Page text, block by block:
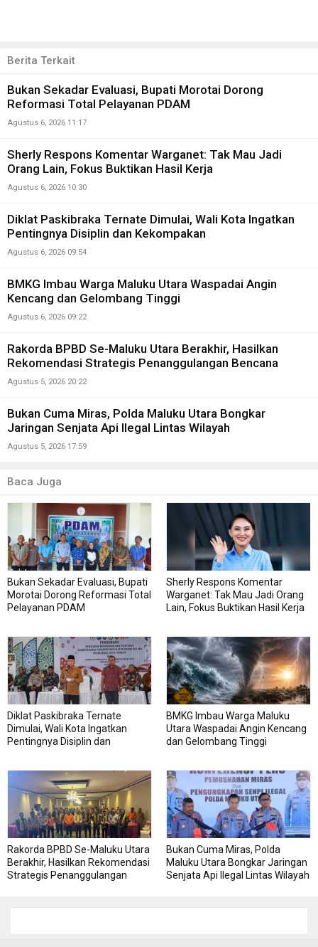
Berita Terkait
Bukan Sekadar Evaluasi, Bupati Morotai Dorong
Reformasi Total Pelayanan PDAM
Agustus 6, 2026 11:17
Sherly Respons Komentar Warganet: Tak Mau Jadi
Orang Lain, Fokus Buktikan Hasil Kerja
Agustus 6, 2026 10:30
Diklat Paskibraka Ternate Dimulai, Wali Kota Ingatkan
Pentingnya Disiplin dan Kekompakan
Agustus 6, 2026 09:54
BMKG Imbau Warga Maluku Utara Waspadai Angin
Kencang dan Gelombang Tinggi
Agustus 6, 2026 09:22
Rakorda BPBD Se-Maluku Utara Berakhir, Hasilkan
Rekomendasi Strategis Penanggulangan Bencana
Agustus 5, 2026 20:22
Bukan Cuma Miras, Polda Maluku Utara Bongkar
Jaringan Senjata Api Ilegal Lintas Wilayah
Agustus 5, 2026 17:59
Baca Juga
Bukan Sekadar Evaluasi, Bupati
Morotai Dorong Reformasi Total
Pelayanan PDAM
Sherly Respons Komentar
Warganet: Tak Mau Jadi Orang
Lain, Fokus Buktikan Hasil Kerja
Diklat Paskibraka Ternate
Dimulai, Wali Kota Ingatkan
Pentingnya Disiplin dan
BMKG Imbau Warga Maluku
Utara Waspadai Angin Kencang
dan Gelombang Tinggi
Rakorda BPBD Se-Maluku Utara
Berakhir, Hasilkan Rekomendasi
Strategis Penanggulangan
Bukan Cuma Miras, Polda
Maluku Utara Bongkar Jaringan
Senjata Api Ilegal Lintas Wilayah